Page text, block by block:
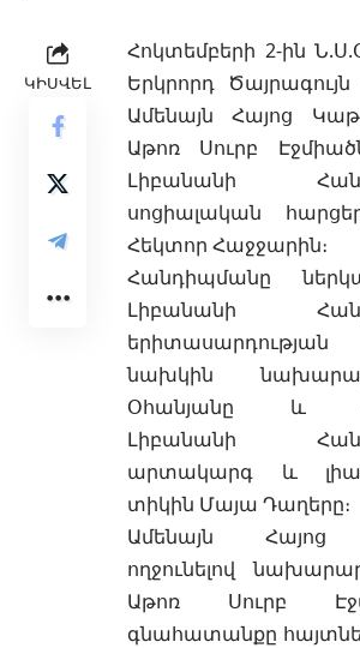
ԿԻՍՎԵԼ
Հոկտեմբերի 2-ին
Երկրորդ
Ամենայն Հայոց
Աթոռ Սուրբ
Լիբանանի
սոցիալական
Հեկտոր Հաջջարին։
Հանդիպմանը
Լիբանանի
նախկին
Օհանյանը և
Լիբանանի
արտակարգ և
տիկին Մայա Դաղերը։
Ամենայն Հայոց
ողջունելով
Աթոռ Սուրբ
գնահատանքը